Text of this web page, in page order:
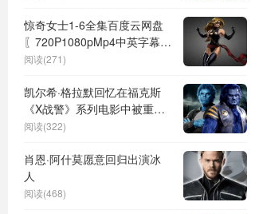
惊奇女士1-6全集百度云网盘
〖720P1080pMp4中英字幕资
源〗
阅读(271)
凯尔希·格拉默回忆在福克斯
《X战警》系列电影中被重新
选角：时光倒流，我已离去！
阅读(322)
肖恩·阿什莫愿意回归出演冰
人
阅读(468)